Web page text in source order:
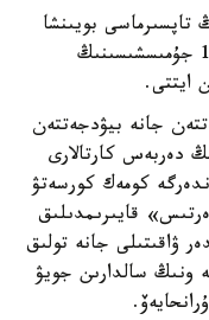
بويىنشا
ۋسپەنسك ورمانشىلىعىنىڭ قازا تاپقان 14 جۇمىسشىسىنىڭ
ايتتى.
جانە بيۋدجەتتەن
دەربەس كارتالارى
كومەك كورسەتۋ
قايىرىمدىلىق
ۋاقىتىلى جانە تولىق
ونىڭ سالدارىن جويۋ